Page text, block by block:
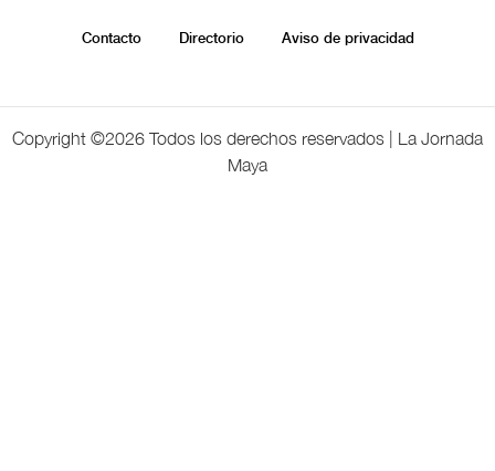
Contacto Directorio Aviso de privacidad
Copyright ©2026 Todos los derechos reservados | La Jornada
Maya